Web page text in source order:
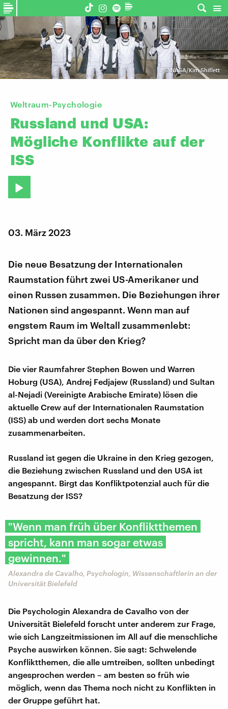
©NASA/Kim Shiflett
Weltraum-Psychologie
Russland und USA:
Mögliche Konflikte auf der
ISS
03. März 2023
Die neue Besatzung der Internationalen
Raumstation führt zwei US-Amerikaner und
einen Russen zusammen. Die Beziehungen ihrer
Nationen sind angespannt. Wenn man auf
engstem Raum im Weltall zusammenlebt:
Spricht man da über den Krieg?
Die vier Raumfahrer Stephen Bowen und Warren
Hoburg (USA), Andrej Fedjajew (Russland) und Sultan
al-Nejadi (Vereinigte Arabische Emirate) lösen die
aktuelle Crew auf der Internationalen Raumstation
(ISS) ab und werden dort sechs Monate
zusammenarbeiten.
Russland ist gegen die Ukraine in den Krieg gezogen,
die Beziehung zwischen Russland und den USA ist
angespannt. Birgt das Konfliktpotenzial auch für die
Besatzung der ISS?
"Wenn man früh über Konfliktthemen
spricht, kann man sogar etwas
gewinnen."
Alexandra de Cavalho, Psychologin, Wissenschaftlerin an der
Universität Bielefeld
Die Psychologin Alexandra de Cavalho von der
Universität Bielefeld forscht unter anderem zur Frage,
wie sich Langzeitmissionen im All auf die menschliche
Psyche auswirken können. Sie sagt: Schwelende
Konfliktthemen, die alle umtreiben, sollten unbedingt
angesprochen werden – am besten so früh wie
möglich, wenn das Thema noch nicht zu Konflikten in
der Gruppe geführt hat.